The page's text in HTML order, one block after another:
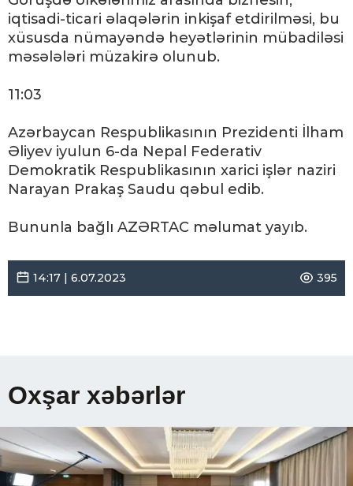
iqtisadi-ticari əlaqələrin inkişaf etdirilməsi, bu
xüsusda nümayəndə heyətlərinin mübadiləsi
məsələləri müzakirə olunub.
11:03
Azərbaycan Respublikasının Prezidenti İlham
Əliyev iyulun 6-da Nepal Federativ
Demokratik Respublikasının xarici işlər naziri
Narayan Prakaş Saudu qəbul edib.
Bununla bağlı AZƏRTAC məlumat yayıb.
14:17 | 6.07.2023 395
Oxşar xəbərlər